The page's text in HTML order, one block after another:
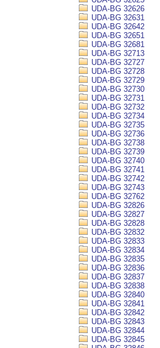
UDA-BG 32626
UDA-BG 32631
UDA-BG 32642
UDA-BG 32651
UDA-BG 32681
UDA-BG 32713
UDA-BG 32727
UDA-BG 32728
UDA-BG 32729
UDA-BG 32730
UDA-BG 32731
UDA-BG 32732
UDA-BG 32734
UDA-BG 32735
UDA-BG 32736
UDA-BG 32738
UDA-BG 32739
UDA-BG 32740
UDA-BG 32741
UDA-BG 32742
UDA-BG 32743
UDA-BG 32762
UDA-BG 32826
UDA-BG 32827
UDA-BG 32828
UDA-BG 32832
UDA-BG 32833
UDA-BG 32834
UDA-BG 32835
UDA-BG 32836
UDA-BG 32837
UDA-BG 32838
UDA-BG 32840
UDA-BG 32841
UDA-BG 32842
UDA-BG 32843
UDA-BG 32844
UDA-BG 32845